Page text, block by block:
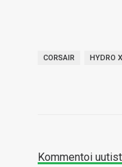
CORSAIR HYDRO X
Kommentoi